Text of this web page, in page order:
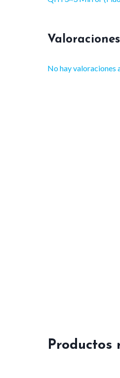
Valoraciones
No hay valoraciones
Productos